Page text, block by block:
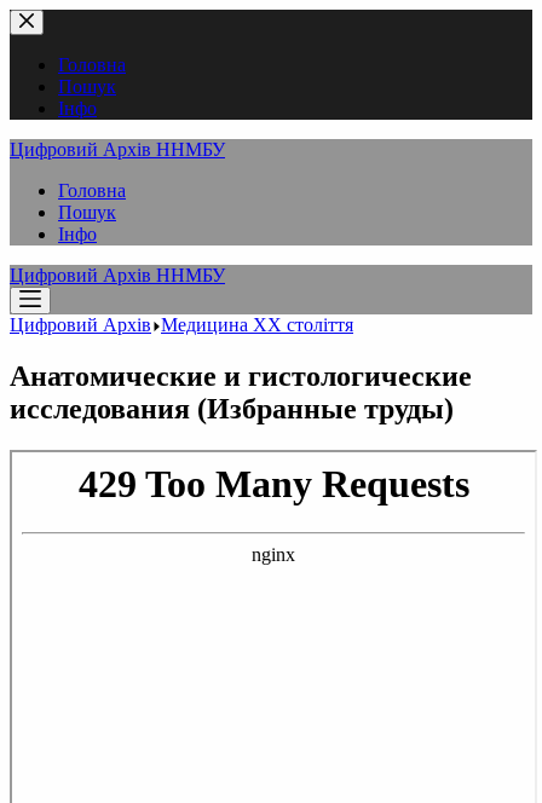
Перейти
до
вмістуГоловна
Пошук
Інфо
Цифровий Архів ННМБУ
Головна
Пошук
Інфо
Цифровий Архів ННМБУ
Цифровий Архів Медицина XX століття
Анатомические и гистологические
исследования (Избранные труды)